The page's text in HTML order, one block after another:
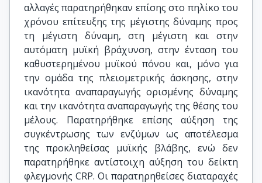
αλλαγές παρατηρήθηκαν επίσης στο πηλίκο του
χρόνου επίτευξης της μέγιστης δύναμης προς
τη μέγιστη δύναμη, στη μέγιστη και στην
αυτόματη μυϊκή βράχυνση, στην ένταση του
καθυστερημένου μυϊκού πόνου και, μόνο για
την ομάδα της πλειομετρικής άσκησης, στην
ικανότητα αναπαραγωγής ορισμένης δύναμης
και την ικανότητα αναπαραγωγής της θέσης του
μέλους. Παρατηρήθηκε επίσης αύξηση της
συγκέντρωσης των ενζύμων ως αποτέλεσμα
της προκληθείσας μυϊκής βλάβης, ενώ δεν
παρατηρήθηκε αντίστοιχη αύξηση του δείκτη
φλεγμονής CRP. Οι παρατηρηθείσες διαταραχές